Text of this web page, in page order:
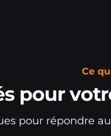
Ce
pour
pour répondre